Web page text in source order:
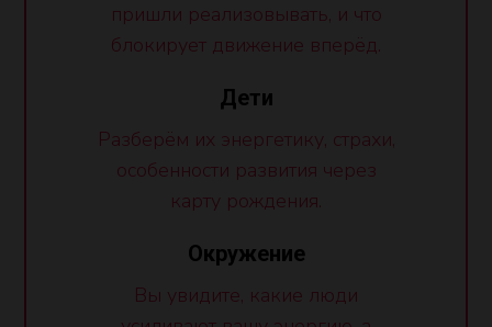
пришли реализовывать, и что
блокирует движение вперёд.
Дети
Разберём их энергетику, страхи,
особенности развития через
карту рождения.
Окружение
Вы увидите, какие люди